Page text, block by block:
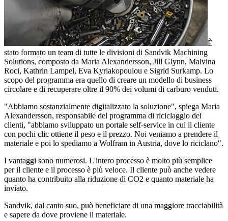
È
stato formato un team di tutte le divisioni di Sandvik Machining
Solutions, composto da Maria Alexandersson, Jill Glynn, Malvina
Roci, Kathrin Lampel, Eva Kyriakopoulou e Sigrid Surkamp. Lo
scopo del programma era quello di creare un modello di business
circolare e di recuperare oltre il 90% dei volumi di carburo venduti.
"Abbiamo sostanzialmente digitalizzato la soluzione", spiega Maria
Alexandersson, responsabile del programma di riciclaggio dei
clienti, "abbiamo sviluppato un portale self-service in cui il cliente
con pochi clic ottiene il peso e il prezzo. Noi veniamo a prendere il
materiale e poi lo spediamo a Wolfram in Austria, dove lo riciclano".
I vantaggi sono numerosi. L'intero processo è molto più semplice
per il cliente e il processo è più veloce. Il cliente può anche vedere
quanto ha contribuito alla riduzione di CO2 e quanto materiale ha
inviato.
Sandvik, dal canto suo, può beneficiare di una maggiore tracciabilità
e sapere da dove proviene il materiale.